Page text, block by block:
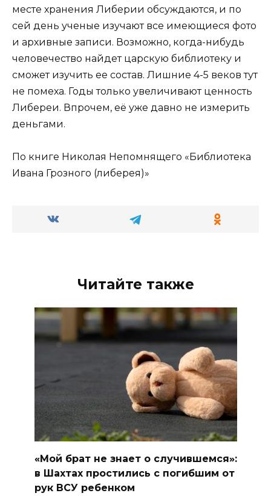
месте хранения Либерии обсуждаются, и по
сей день ученые изучают все имеющиеся фото
и архивные записи. Возможно, когда-нибудь
человечество найдет царскую библиотеку и
сможет изучить ее состав. Лишние 4-5 веков тут
не помеха. Годы только увеличивают ценность
Либереи. Впрочем, её уже давно не измерить
деньгами.
По книге Николая Непомнящего «Библиотека
Ивана Грозного (либерея)»
Читайте также
«Мой брат не знает о случившемся»:
в Шахтах простились с погибшим от
рук ВСУ ребенком